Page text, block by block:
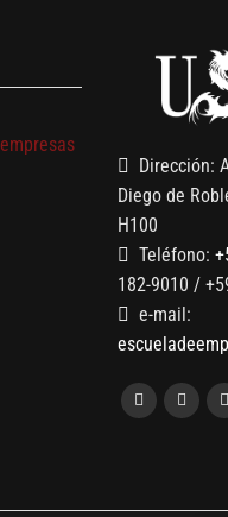
Dirección:
Diego de
H100
Teléfono:
182-9010 /
e-mail: